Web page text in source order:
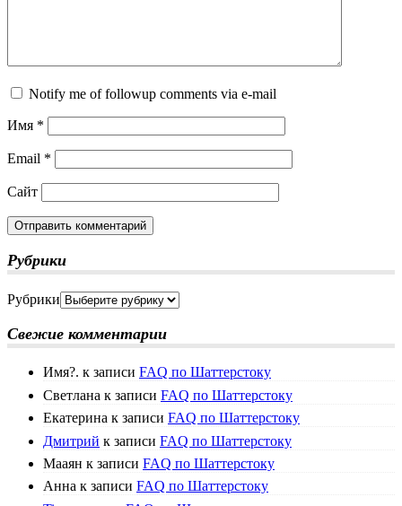
Notify me of followup comments via e-mail
Имя *
Email *
Сайт
Рубрики
Рубрики
Свежие комментарии
Имя?. к записи FAQ по Шаттерстоку
Светлана к записи FAQ по Шаттерстоку
Екатерина к записи FAQ по Шаттерстоку
Дмитрий к записи FAQ по Шаттерстоку
Мааян к записи FAQ по Шаттерстоку
Анна к записи FAQ по Шаттерстоку